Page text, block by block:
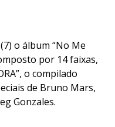
o álbum “No Me
por 14 faixas,
o compilado
de Bruno Mars,
Gonzales.